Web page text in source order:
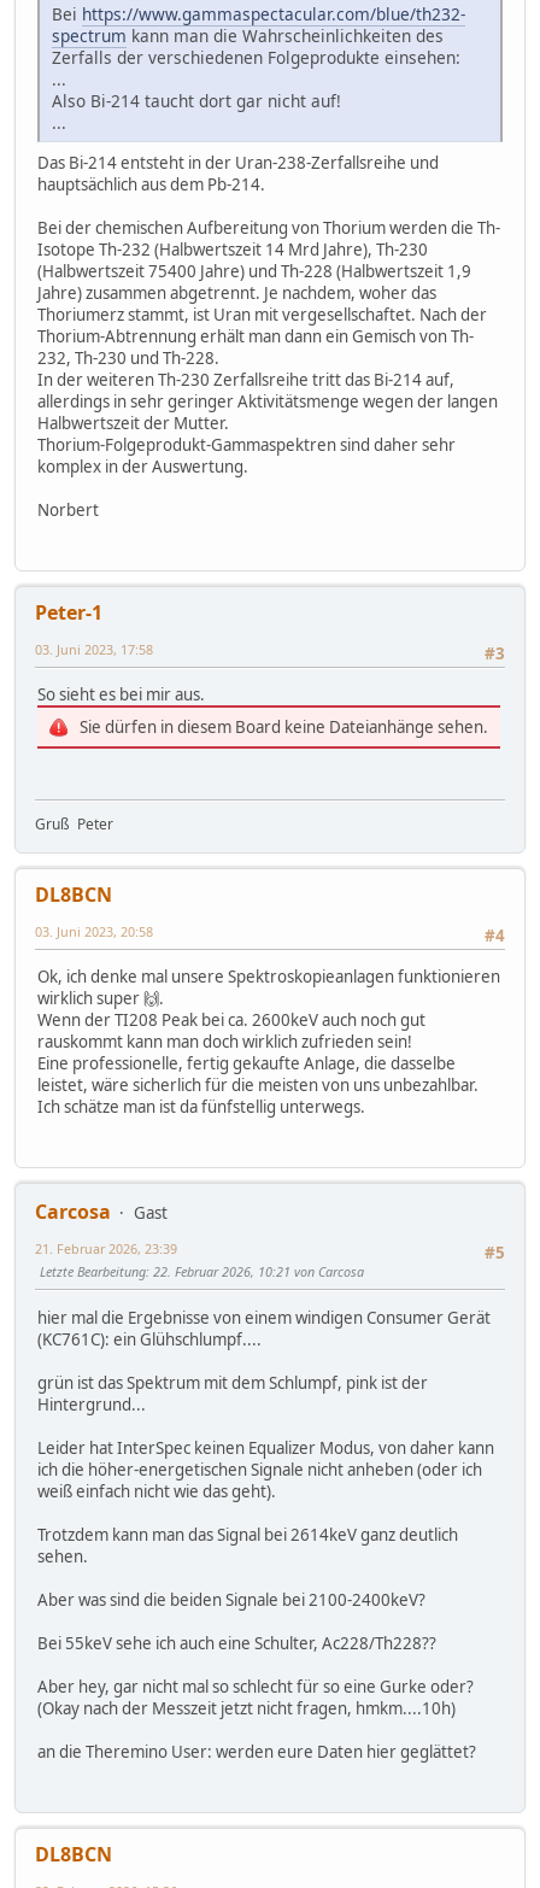
Bei https://www.gammaspectacular.com/blue/th232-
spectrum kann man die Wahrscheinlichkeiten des
Zerfalls der verschiedenen Folgeprodukte einsehen:
...
Also Bi-214 taucht dort gar nicht auf!
...
Das Bi-214 entsteht in der Uran-238-Zerfallsreihe und
hauptsächlich aus dem Pb-214.
Bei der chemischen Aufbereitung von Thorium werden die Th-
Isotope Th-232 (Halbwertszeit 14 Mrd Jahre), Th-230
(Halbwertszeit 75400 Jahre) und Th-228 (Halbwertszeit 1,9
Jahre) zusammen abgetrennt. Je nachdem, woher das
Thoriumerz stammt, ist Uran mit vergesellschaftet. Nach der
Thorium-Abtrennung erhält man dann ein Gemisch von Th-
232, Th-230 und Th-228.
In der weiteren Th-230 Zerfallsreihe tritt das Bi-214 auf,
allerdings in sehr geringer Aktivitätsmenge wegen der langen
Halbwertszeit der Mutter.
Thorium-Folgeprodukt-Gammaspektren sind daher sehr
komplex in der Auswertung.
Norbert
Peter-1
#3
03. Juni 2023, 17:58
So sieht es bei mir aus.
Sie dürfen in diesem Board keine Dateianhänge sehen.
Gruß Peter
DL8BCN
#4
03. Juni 2023, 20:58
Ok, ich denke mal unsere Spektroskopieanlagen funktionieren
wirklich super 🙌.
Wenn der TI208 Peak bei ca. 2600keV auch noch gut
rauskommt kann man doch wirklich zufrieden sein!
Eine professionelle, fertig gekaufte Anlage, die dasselbe
leistet, wäre sicherlich für die meisten von uns unbezahlbar.
Ich schätze man ist da fünfstellig unterwegs.
Carcosa
Gast
#5
21. Februar 2026, 23:39
Letzte Bearbeitung: 22. Februar 2026, 10:21 von Carcosa
hier mal die Ergebnisse von einem windigen Consumer Gerät
(KC761C): ein Glühschlumpf....
grün ist das Spektrum mit dem Schlumpf, pink ist der
Hintergrund...
Leider hat InterSpec keinen Equalizer Modus, von daher kann
ich die höher-energetischen Signale nicht anheben (oder ich
weiß einfach nicht wie das geht).
Trotzdem kann man das Signal bei 2614keV ganz deutlich
sehen.
Aber was sind die beiden Signale bei 2100-2400keV?
Bei 55keV sehe ich auch eine Schulter, Ac228/Th228??
Aber hey, gar nicht mal so schlecht für so eine Gurke oder?
(Okay nach der Messzeit jetzt nicht fragen, hmkm....10h)
an die Theremino User: werden eure Daten hier geglättet?
DL8BCN